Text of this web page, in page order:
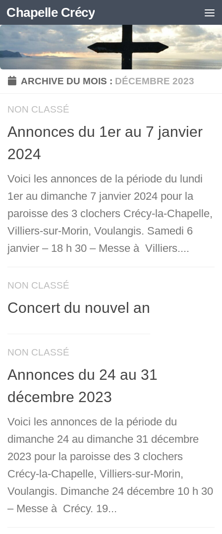
Skip to content
Chapelle Crécy
ARCHIVE DU MOIS : DÉCEMBRE 2023
NON CLASSÉ
Annonces du 1er au 7 janvier
2024
Voici les annonces de la période du lundi
1er au dimanche 7 janvier 2024 pour la
paroisse des 3 clochers Crécy-la-Chapelle,
Villiers-sur-Morin, Voulangis. Samedi 6
janvier – 18 h 30 – Messe à Villiers....
NON CLASSÉ
Concert du nouvel an
NON CLASSÉ
Annonces du 24 au 31
décembre 2023
Voici les annonces de la période du
dimanche 24 au dimanche 31 décembre
2023 pour la paroisse des 3 clochers
Crécy-la-Chapelle, Villiers-sur-Morin,
Voulangis. Dimanche 24 décembre 10 h 30
– Messe à Crécy. 19...